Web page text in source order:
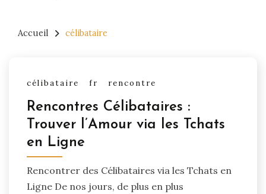
Accueil célibataire
célibataire fr rencontre
Rencontres Célibataires :
Trouver l’Amour via les Tchats
en Ligne
Rencontrer des Célibataires via les Tchats en
Ligne De nos jours, de plus en plus